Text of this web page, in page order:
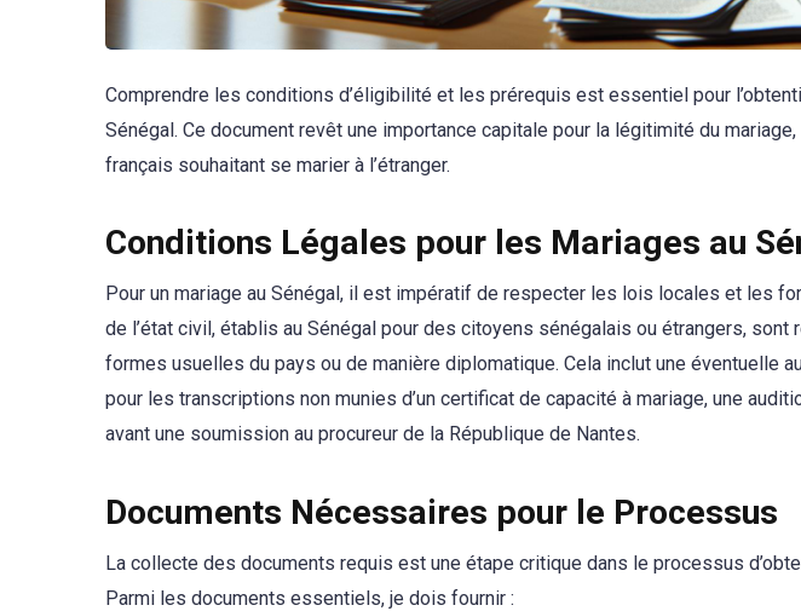
Comprendre les conditions d’éligibilité et les prérequis est essentiel pour
Sénégal. Ce document revêt une importance capitale pour la légitimité du
français souhaitant se marier à l’étranger.
Conditions Légales pour les Mariages au
Pour un mariage au Sénégal, il est impératif de respecter les lois locales et les
de l’état civil, établis au Sénégal pour des citoyens sénégalais ou étrangers,
formes usuelles du pays ou de manière diplomatique. Cela inclut une éventuelle
pour les transcriptions non munies d’un certificat de capacité à mariage, une
avant une soumission au procureur de la République de Nantes.
Documents Nécessaires pour le Processus
La collecte des documents requis est une étape critique dans le processus
Parmi les documents essentiels, je dois fournir :